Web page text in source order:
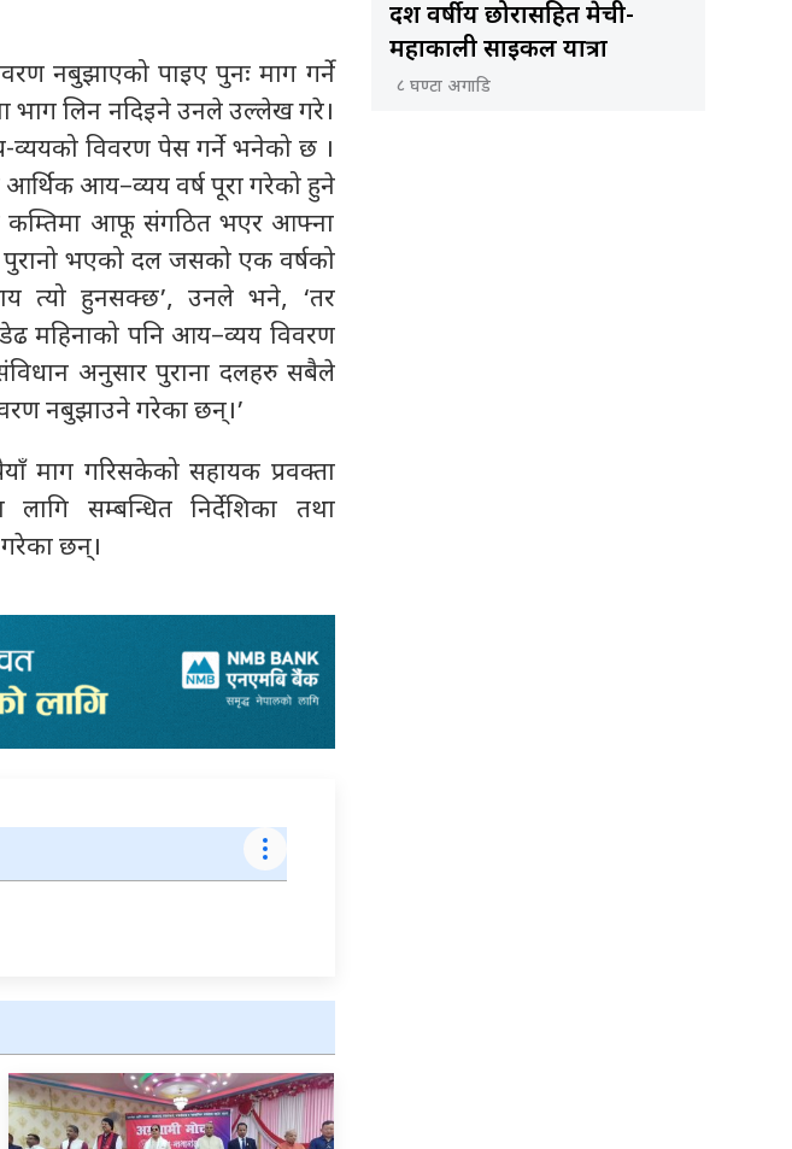
नबुझाएको पाइए पुनः माग गर्ने
भाग लिन नदिइने उनले उल्लेख गरे।
व्ययको विवरण पेस गर्ने भनेको छ ।
आय–व्यय वर्ष पूरा गरेको हुने
कम्तिमा आफू संगठित भएर आफ्ना
भएको दल जसको एक वर्षको
त्यो हुनसक्छ’, उनले भने, ‘तर
डेढ महिनाको पनि आय–व्यय विवरण
अनुसार पुराना दलहरु सबैले
नबुझाउने गरेका छन्।’
माग गरिसकेको सहायक प्रवक्ता
सम्बन्धित निर्देशिका तथा
छन्।
दश वर्षीय छोरासहित मेची-
महाकाली साइकल यात्रा
८ घण्टा अगाडि